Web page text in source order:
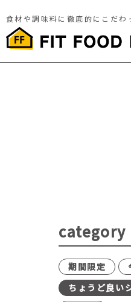
食材や調味料に徹底的にこだわ
category
期間限定
ちょうど良い